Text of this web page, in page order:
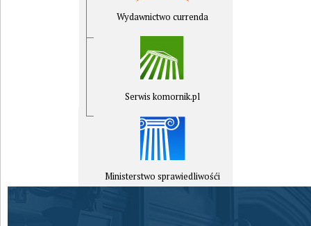
Wydawnictwo currenda
Serwis komornik.pl
Ministerstwo sprawiedliwośći